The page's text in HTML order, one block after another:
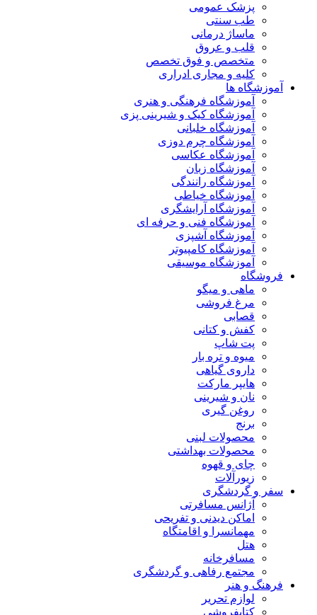
پزشک عمومی
طب سنتی
ماساژ درمانی
قلب و عروق
متخصص و فوق تخصص
کلیه و مجاری ادراری
آموزشگاه ها
آموزشگاه فرهنگی و هنری
آموزشگاه کیک و شیرینی پزی
آموزشگاه خلبانی
آموزشگاه چرم دوزی
آموزشگاه عکاسی
آموزشگاه زبان
آموزشگاه رانندگی
آموزشگاه خیاطی
آموزشگاه آرایشگری
آموزشگاه فنی و حرفه ای
آموزشگاه آشپزی
آموزشگاه کامپیوتر
آموزشگاه موسیقی
فروشگاه
ماهی و میگو
مرغ فروشی
قصابی
کفش و کتانی
پت شاپ
میوه و تره بار
داروی گیاهی
هایپر مارکت
نان و شیرینی
روغن گیری
برنج
محصولات لبنی
محصولات بهداشتی
چای و قهوه
زیورآلات
سفر و گردشگری
آژانس مسافرتی
اماکن دیدنی و تفریحی
مهمانسرا و اقامتگاه
هتل
مسافرخانه
مجتمع رفاهی و گردشگری
فرهنگ و هنر
لوازم تحریر
کتابفروشی